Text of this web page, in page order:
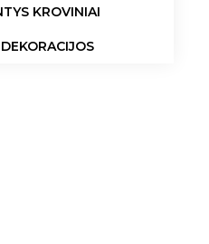
KROVINIAI